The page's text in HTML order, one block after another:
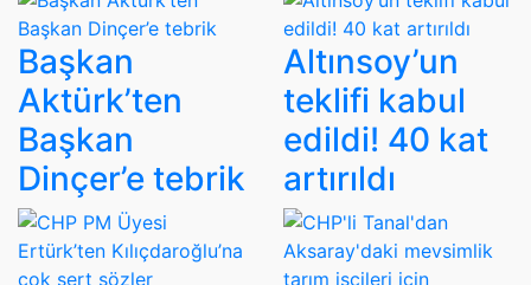
Başkan
Aktürk’ten
Başkan
Dinçer’e tebrik
Altınsoy’un
teklifi kabul
edildi! 40 kat
artırıldı